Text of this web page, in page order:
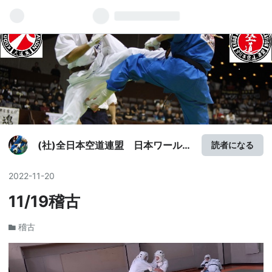
(社)全日本空道連盟 日本ワールド
道富田林同好会
読者になる
2022-11-20
11/19稽古
稽古